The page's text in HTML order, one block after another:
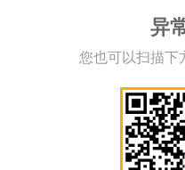
异
您也可以扫描下